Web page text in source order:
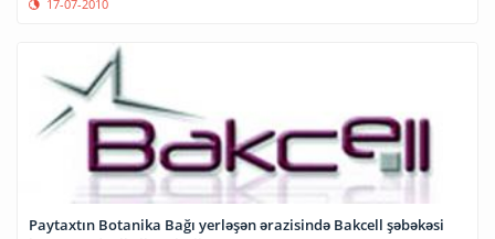
17-07-2010
Paytaxtın Botanika Bağı yerləşən ərazisində Bakcell şəbəkəsi